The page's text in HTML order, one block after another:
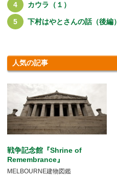
カウラ（１）
下村はやとさんの話（後編）
人気の記事
戦争記念館『Shrine of
Remembrance』
MELBOURNE建物図鑑